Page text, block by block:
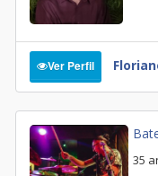
Ver Perfil
35